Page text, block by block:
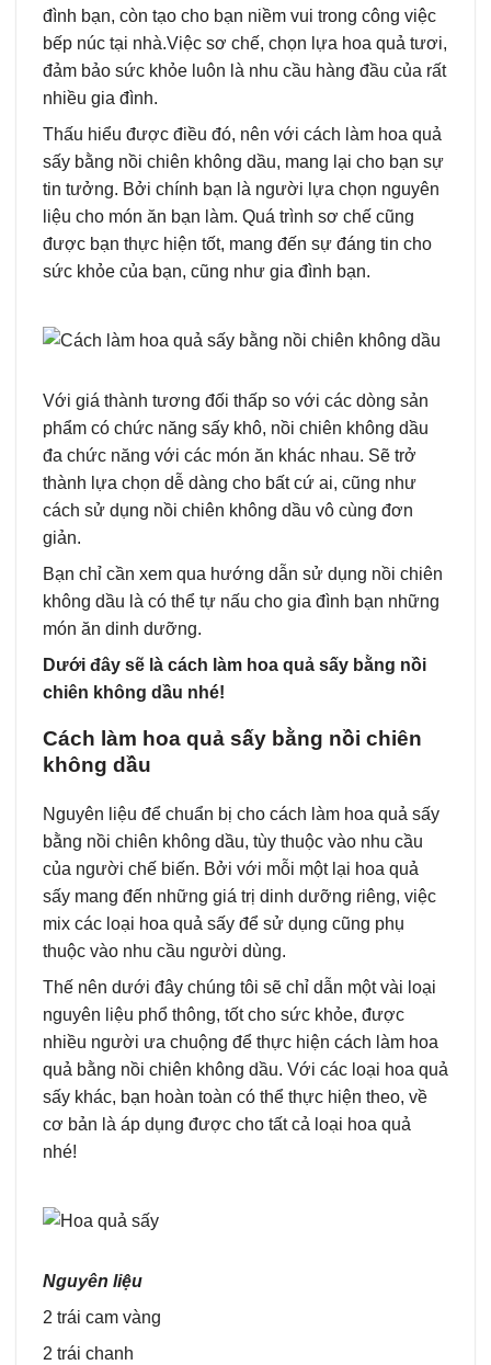
đình bạn, còn tạo cho bạn niềm vui trong công việc
bếp núc tại nhà.Việc sơ chế, chọn lựa hoa quả tươi,
đảm bảo sức khỏe luôn là nhu cầu hàng đầu của rất
nhiều gia đình.
Thấu hiểu được điều đó, nên với cách làm hoa quả
sấy bằng nồi chiên không dầu, mang lại cho bạn sự
tin tưởng. Bởi chính bạn là người lựa chọn nguyên
liệu cho món ăn bạn làm. Quá trình sơ chế cũng
được bạn thực hiện tốt, mang đến sự đáng tin cho
sức khỏe của bạn, cũng như gia đình bạn.
Với giá thành tương đối thấp so với các dòng sản
phẩm có chức năng sấy khô, nồi chiên không dầu
đa chức năng với các món ăn khác nhau. Sẽ trở
thành lựa chọn dễ dàng cho bất cứ ai, cũng như
cách sử dụng nồi chiên không dầu vô cùng đơn
giản.
Bạn chỉ cần xem qua hướng dẫn sử dụng nồi chiên
không dầu là có thể tự nấu cho gia đình bạn những
món ăn dinh dưỡng.
Dưới đây sẽ là cách làm hoa quả sấy bằng nồi
chiên không dầu nhé!
Cách làm hoa quả sấy bằng nồi chiên
không dầu
Nguyên liệu để chuẩn bị cho cách làm hoa quả sấy
bằng nồi chiên không dầu, tùy thuộc vào nhu cầu
của người chế biến. Bởi với mỗi một lại hoa quả
sấy mang đến những giá trị dinh dưỡng riêng, việc
mix các loại hoa quả sấy để sử dụng cũng phụ
thuộc vào nhu cầu người dùng.
Thế nên dưới đây chúng tôi sẽ chỉ dẫn một vài loại
nguyên liệu phổ thông, tốt cho sức khỏe, được
nhiều người ưa chuộng để thực hiện cách làm hoa
quả bằng nồi chiên không dầu. Với các loại hoa quả
sấy khác, bạn hoàn toàn có thể thực hiện theo, về
cơ bản là áp dụng được cho tất cả loại hoa quả
nhé!
Nguyên liệu
2 trái cam vàng
2 trái chanh